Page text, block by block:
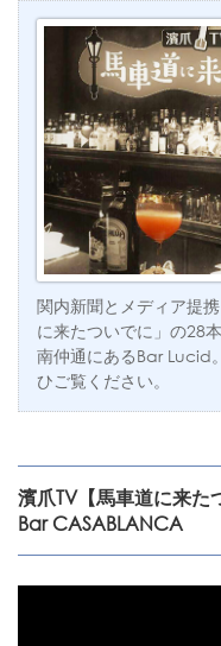
関内新聞とメディア提
に来たついでに」の28
南仲通にあるBar Lucid
ひご覧ください。
濱爪TV【馬車道に来
Bar CASABLANCA